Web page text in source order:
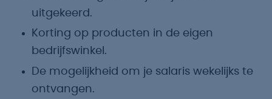
uitgekeerd.
Korting op producten in de eigen
bedrijfswinkel.
De mogelijkheid om je salaris wekelijks te
ontvangen.